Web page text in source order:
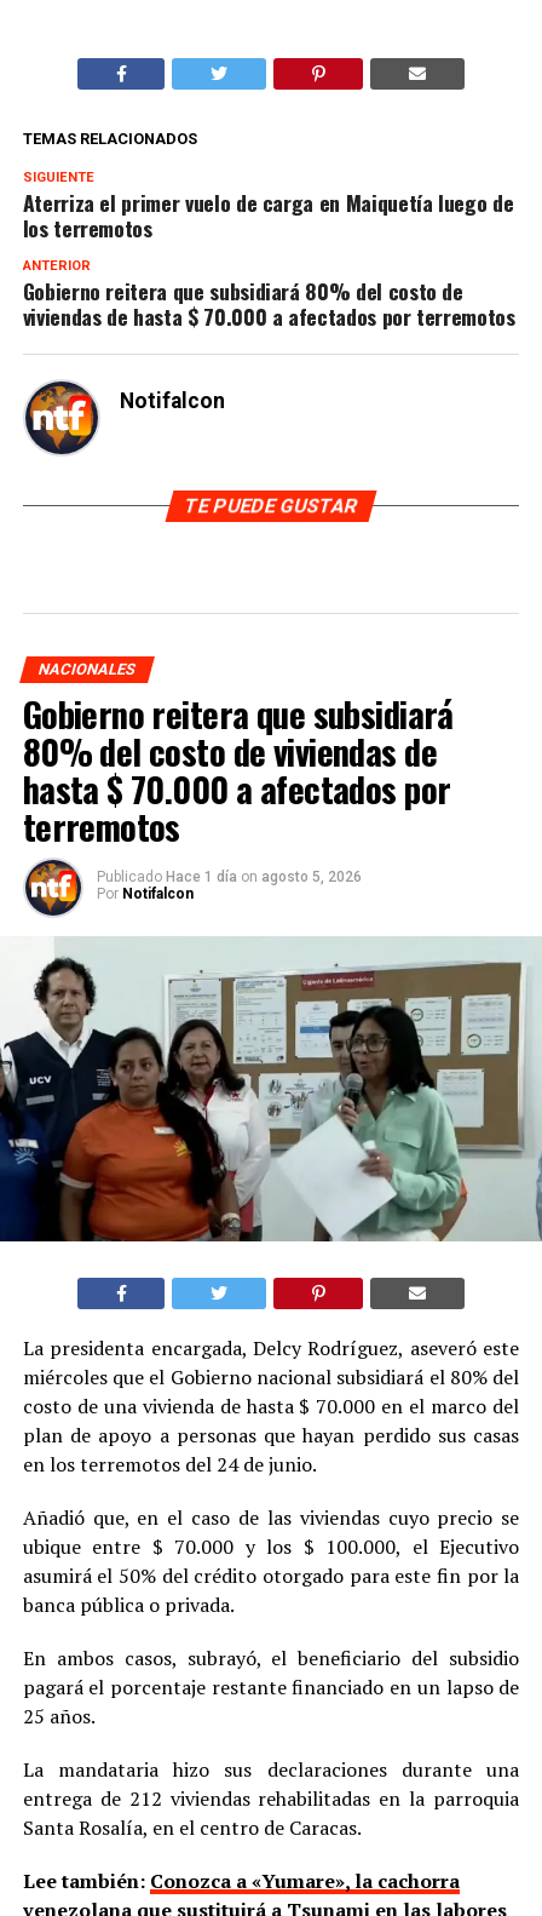
TEMAS RELACIONADOS
SIGUIENTE
Aterriza el primer vuelo de carga en Maiquetía luego de
los terremotos
ANTERIOR
Gobierno reitera que subsidiará 80% del costo de
viviendas de hasta $ 70.000 a afectados por terremotos
Notifalcon
TE PUEDE GUSTAR
NACIONALES
Gobierno reitera que subsidiará
80% del costo de viviendas de
hasta $ 70.000 a afectados por
terremotos
Publicado Hace 1 día on agosto 5, 2026
Por Notifalcon
La presidenta encargada, Delcy Rodríguez, aseveró este
miércoles que el Gobierno nacional subsidiará el 80% del
costo de una vivienda de hasta $ 70.000 en el marco del
plan de apoyo a personas que hayan perdido sus casas
en los terremotos del 24 de junio.
Añadió que, en el caso de las viviendas cuyo precio se
ubique entre $ 70.000 y los $ 100.000, el Ejecutivo
asumirá el 50% del crédito otorgado para este fin por la
banca pública o privada.
En ambos casos, subrayó, el beneficiario del subsidio
pagará el porcentaje restante financiado en un lapso de
25 años.
La mandataria hizo sus declaraciones durante una
entrega de 212 viviendas rehabilitadas en la parroquia
Santa Rosalía, en el centro de Caracas.
Lee también: Conozca a «Yumare», la cachorra
venezolana que sustituirá a Tsunami en las labores